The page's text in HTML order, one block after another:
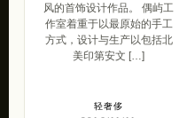
风的首饰设计作品。 偶屿工
作室着重于以最原始的手工
方式，设计与生产以包括北
美印第安文 […]
轻奢侈